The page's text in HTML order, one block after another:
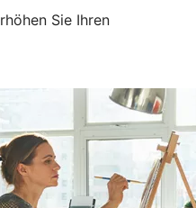
Sie Ihren